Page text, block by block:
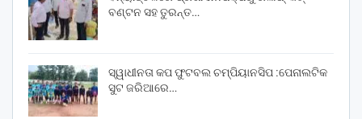
ବଣ୍ଟନ ସହ ତୁରନ୍ତ…
ସ୍ୱାଧୀନତା କପ ଫୁଟବଲ ଚମ୍ପିୟାନସିପ :ପେନାଲଟିକ
ସୁଟ ଜରିଆରେ…